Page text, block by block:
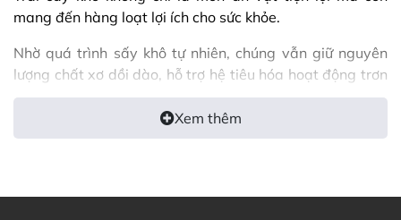
mang đến hàng loạt lợi ích cho sức khỏe.
Nhờ quá trình sấy khô tự nhiên, chúng vẫn giữ nguyên
lượng chất xơ dồi dào, hỗ trợ hệ tiêu hóa hoạt động trơn
tru và hạn chế tình trạng táo bón.
Bên cạnh đó, các loại quả khô nhập khẩu từ Úc còn giàu
ngày.
Xem thêm